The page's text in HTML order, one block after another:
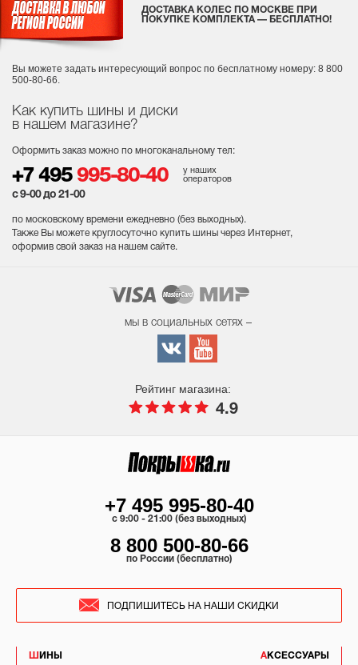
Как купить шины и диски
в нашем магазине?
Оформить заказ можно по многоканальному тел:
+7 495 995-80-40
у наших
операторов
с 9-00 до 21-00
по московскому времени ежедневно (без выходных).
Также Вы можете круглосуточно купить шины через Интернет,
оформив свой заказ на нашем сайте.
ДОСТАВКА КОЛЕС ПО МОСКВЕ ПРИ
ПОКУПКЕ КОМПЛЕКТА — БЕСПЛАТНО!
Вы можете задать интересующий вопрос по бесплатному номеру: 8 800
500-80-66.
мы в социальных сетях –
Рейтинг магазина:
4.9
ШИНЫ
АКСЕССУАРЫ
+7 495 995-80-40
c 9:00 - 21:00 (без выходных)
8 800 500-80-66
по России (бесплатно)
ПОДПИШИТЕСЬ НА НАШИ СКИДКИ